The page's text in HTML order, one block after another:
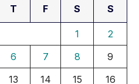
T F S S
1
2
6 7 8
9
13 14 15
16